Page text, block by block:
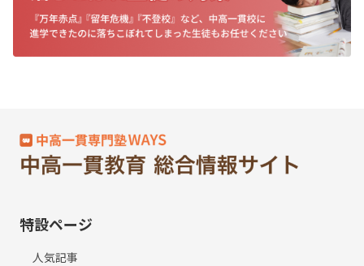
特設ページ
人気記事